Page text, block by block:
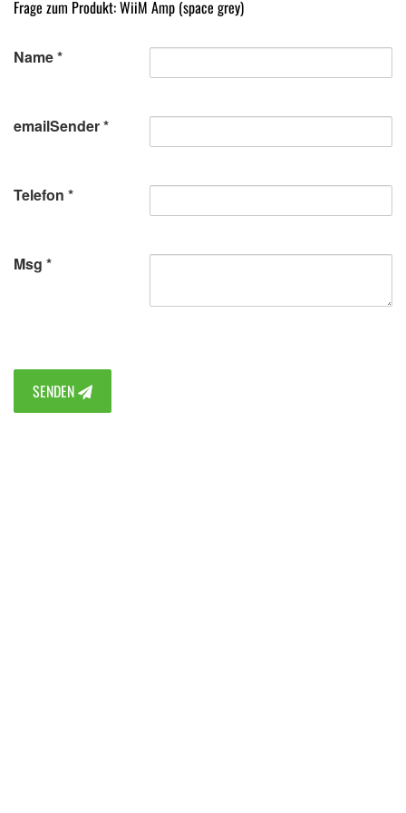
Frage zum Produkt: WiiM Amp (space grey)
Name
emailSender
Telefon
Msg
SENDEN